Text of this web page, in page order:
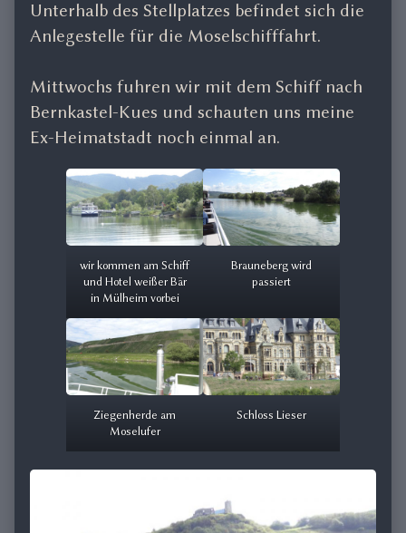
Unterhalb des Stellplatzes befindet sich die
Anlegestelle für die Moselschifffahrt.
Mittwochs fuhren wir mit dem Schiff nach
Bernkastel-Kues und schauten uns meine
Ex-Heimatstadt noch einmal an.
wir kommen am Schiff
und Hotel weißer Bär
in Mülheim vorbei
Brauneberg wird
passiert
Ziegenherde am
Moselufer
Schloss Lieser